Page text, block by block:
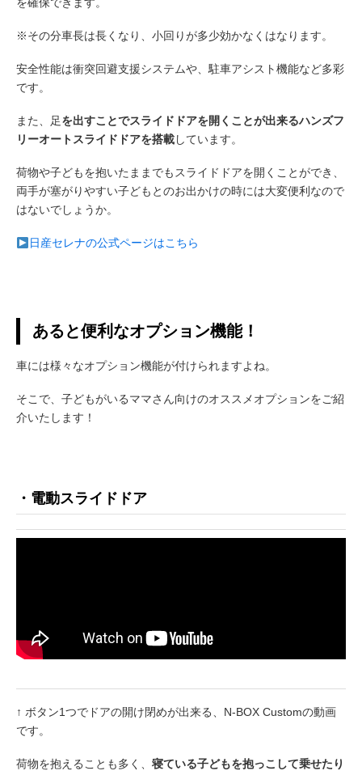
を確保できます。
※その分車長は長くなり、小回りが多少効かなくはなります。
安全性能は衝突回避支援システムや、駐車アシスト機能など多彩
です。
また、足を出すことでスライドドアを開くことが出来るハンズフ
リーオートスライドドアを搭載しています。
荷物や子どもを抱いたままでもスライドドアを開くことができ、
両手が塞がりやすい子どもとのお出かけの時には大変便利なので
はないでしょうか。
日産セレナの公式ページはこちら
あると便利なオプション機能！
車には様々なオプション機能が付けられますよね。
そこで、子どもがいるママさん向けのオススメオプションをご紹
介いたします！
・電動スライドドア
↑ ボタン1つでドアの開け閉めが出来る、N-BOX Customの動画
です。
荷物を抱えることも多く、 寝ている子どもを抱っこして乗せたり